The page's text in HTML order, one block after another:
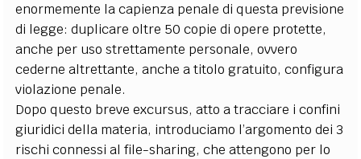
enormemente la capienza penale di questa previsione
di legge: duplicare oltre 50 copie di opere protette,
anche per uso strettamente personale, ovvero
cederne altrettante, anche a titolo gratuito, configura
violazione penale.
Dopo questo breve excursus, atto a tracciare i confini
giuridici della materia, introduciamo l’argomento dei 3
rischi connessi al file-sharing, che attengono per lo